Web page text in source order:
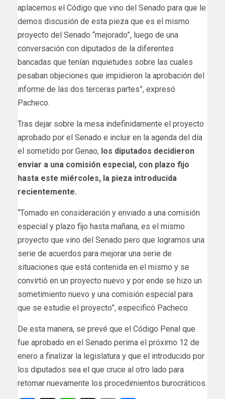
aplacemos el Código que vino del Senado para que le
demos discusión de esta pieza que es el mismo
proyecto del Senado “mejorado”, luego de una
conversación con diputados de la diferentes
bancadas que tenían inquietudes sobre las cuales
pesaban objeciones que impidieron la aprobación del
informe de las dos terceras partes”, expresó
Pacheco.
Tras dejar sobre la mesa indefinidamente el proyecto
aprobado por el Senado e incluir en la agenda del día
el sometido por Genao, los diputados decidieron
enviar a una comisión especial, con plazo fijo
hasta este miércoles, la pieza introducida
recientemente.
“Tomado en consideración y enviado a una comisión
especial y plazo fijo hasta mañana, es el mismo
proyecto que vino del Senado pero que logramos una
serie de acuerdos para mejorar una serie de
situaciones que está contenida en el mismo y se
convirtió en un proyecto nuevo y por ende se hizo un
sometimiento nuevo y una comisión especial para
que se estudie el proyecto”, especificó Pacheco.
De esta manera, se prevé que el Código Penal que
fue aprobado en el Senado perima el próximo 12 de
enero a finalizar la legislatura y que el introducido por
los diputados sea el que cruce al otro lado para
retomar nuevamente los procedimientos burocráticos.